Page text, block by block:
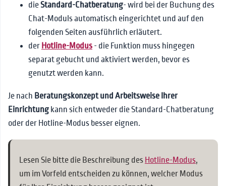
dieStandard-Chatberatung- wird bei der Buchung des
Chat-Moduls automatisch eingerichtet und auf den
folgenden Seiten ausführlich erläutert.
der Hotline-Modus - die Funktion muss hingegen
separat gebucht und aktiviert werden, bevor es
genutzt werden kann.
Je nach Beratungskonzept und Arbeitsweise Ihrer
Einrichtung kann sich entweder die Standard-Chatberatung
oder der Hotline-Modus besser eignen.
Lesen Sie bitte die Beschreibung des Hotline-Modus,
um im Vorfeld entscheiden zu können, welcher Modus